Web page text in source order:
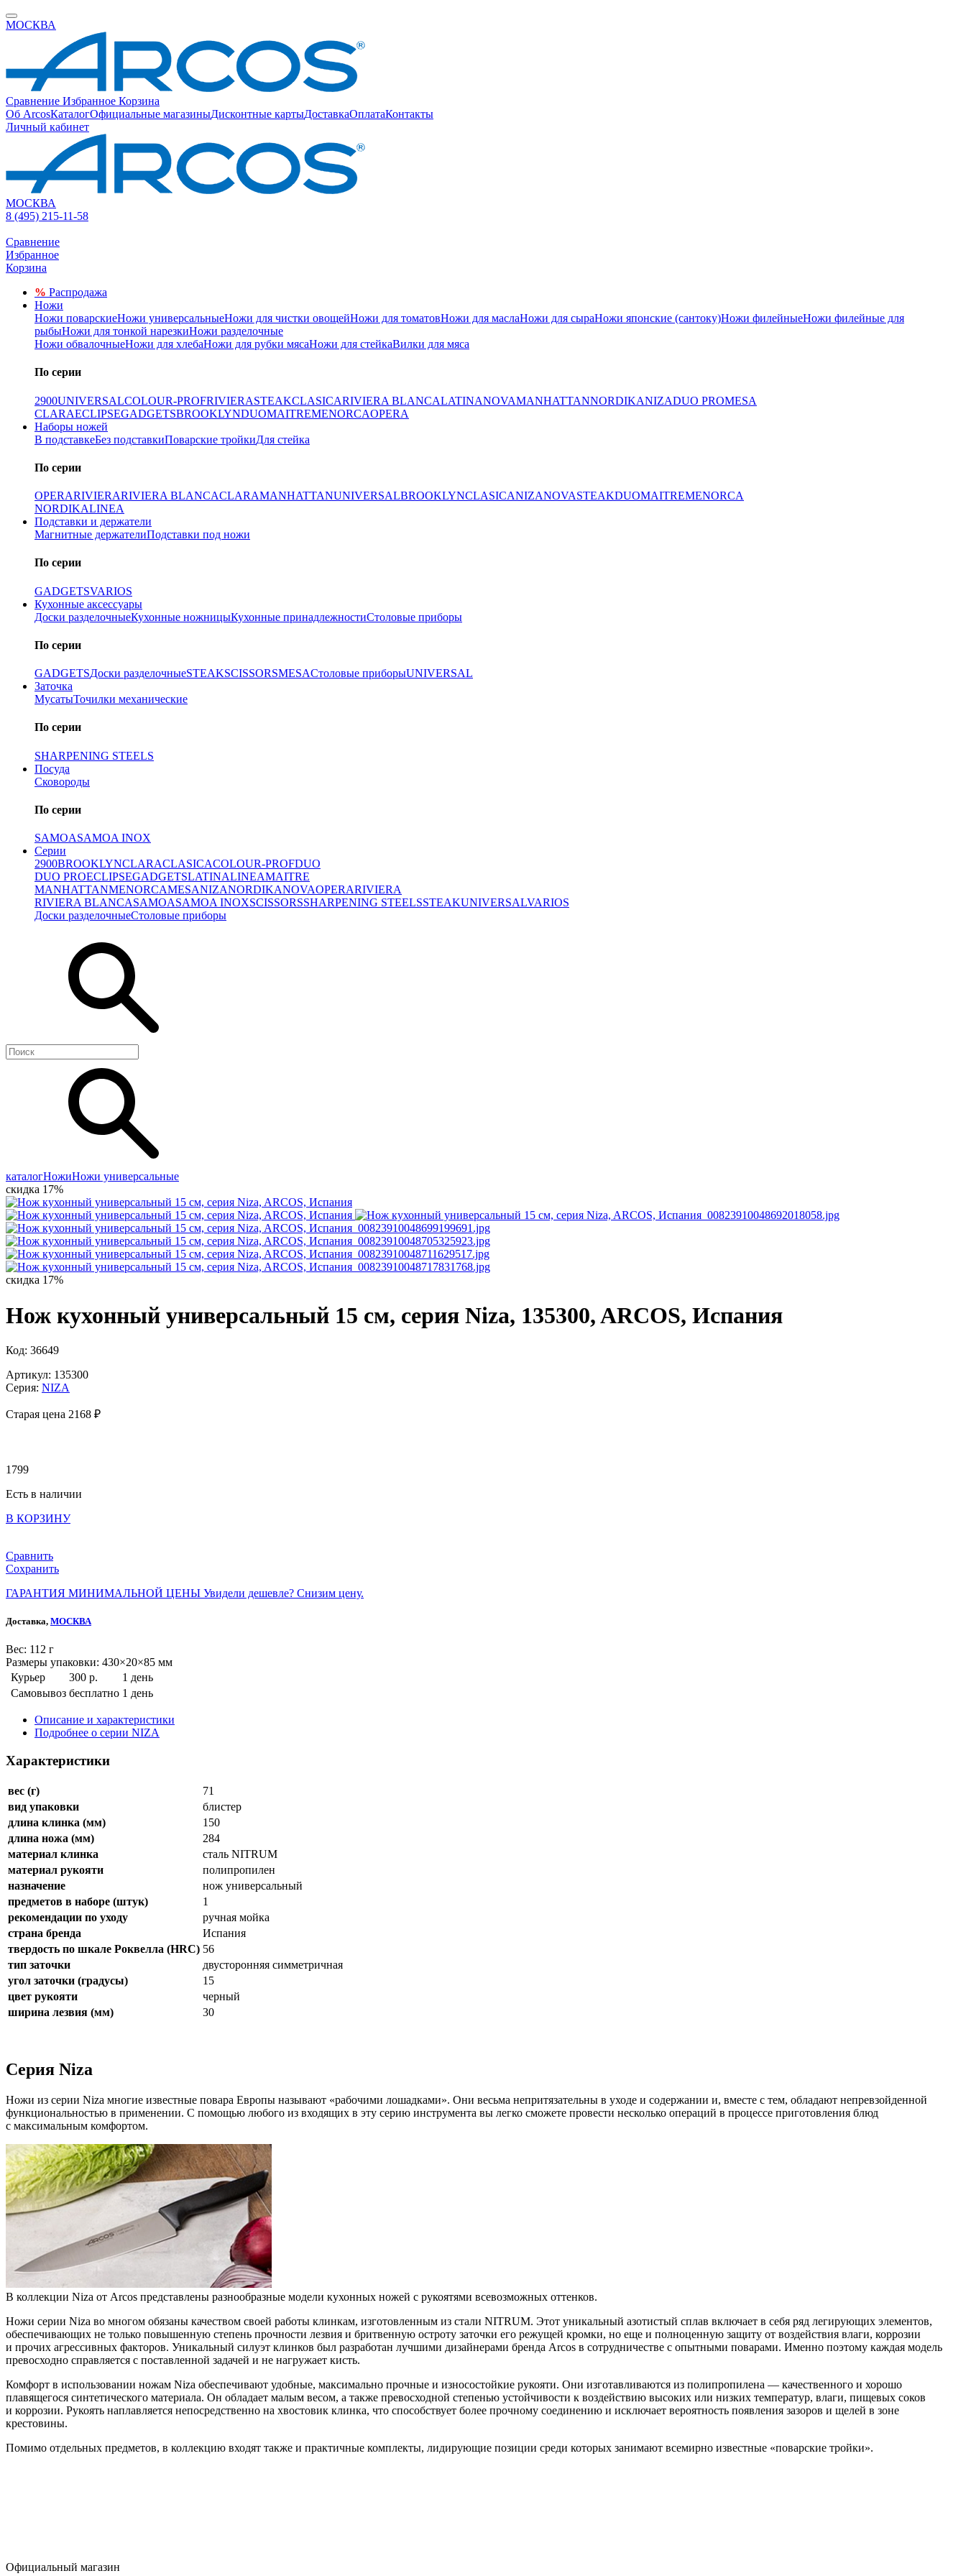
МОСКВА
Сравнение Избранное Корзина
Об ArcosКаталогОфициальные магазиныДисконтные картыДоставкаОплатаКонтакты
Личный кабинет
МОСКВА
8 (495) 215-11-58
Сравнение
Избранное
Корзина
% Распродажа
Ножи
Ножи поварскиеНожи универсальныеНожи для чистки овощейНожи для томатовНожи для маслаНожи для сыраНожи японские (сантоку)Ножи филейныеНожи филейные для
рыбыНожи для тонкой нарезкиНожи разделочные
Ножи обвалочныеНожи для хлебаНожи для рубки мясаНожи для стейкаВилки для мяса
По серии
2900UNIVERSALCOLOUR-PROFRIVIERASTEAKCLASICARIVIERA BLANCALATINANOVAMANHATTANNORDIKANIZADUO PROMESA
CLARAECLIPSEGADGETSBROOKLYNDUOMAITREMENORCAOPERA
Наборы ножей
В подставкеБез подставкиПоварские тройкиДля стейка
По серии
OPERARIVIERARIVIERA BLANCACLARAMANHATTANUNIVERSALBROOKLYNCLASICANIZANOVASTEAKDUOMAITREMENORCA
NORDIKALINEA
Подставки и держатели
Магнитные держателиПодставки под ножи
По серии
GADGETSVARIOS
Кухонные аксессуары
Доски разделочныеКухонные ножницыКухонные принадлежностиСтоловые приборы
По серии
GADGETSДоски разделочныеSTEAKSCISSORSMESAСтоловые приборыUNIVERSAL
Заточка
МусатыТочилки механические
По серии
SHARPENING STEELS
Посуда
Сковороды
По серии
SAMOASAMOA INOX
Серии
2900BROOKLYNCLARACLASICACOLOUR-PROFDUO
DUO PROECLIPSEGADGETSLATINALINEAMAITRE
MANHATTANMENORCAMESANIZANORDIKANOVAOPERARIVIERA
RIVIERA BLANCASAMOASAMOA INOXSCISSORSSHARPENING STEELSSTEAKUNIVERSALVARIOS
Доски разделочныеСтоловые приборы
каталогНожиНожи универсальные
скидка 17%
скидка 17%
Нож кухонный универсальный 15 см, серия Niza, 135300, ARCOS, Испания
Код: 36649
Артикул: 135300
Серия: NIZA
Старая цена 2168 ₽
1799
Есть в наличии
В КОРЗИНУ
Сравнить
Сохранить
ГАРАНТИЯ МИНИМАЛЬНОЙ ЦЕНЫ Увидели дешевле? Снизим цену.
Доставка, МОСКВА
Веc: 112 г
Размеры упаковки: 430×20×85 мм
Курьер
300 р.
1 день
Самовывоз бесплатно 1 день
Описание и характеристики
Подробнее о серии NIZA
Характеристики
вес (г)
71
вид упаковки
блистер
длина клинка (мм)
150
длина ножа (мм)
284
материал клинка
сталь NITRUM
материал рукояти
полипропилен
назначение
нож универсальный
предметов в наборе (штук)
1
рекомендации по уходу
ручная мойка
страна бренда
Испания
твердость по шкале Роквелла (HRC) 56
тип заточки
двусторонняя симметричная
угол заточки (градусы)
15
цвет рукояти
черный
ширина лезвия (мм)
30
Серия Niza
Ножи из серии Niza многие известные повара Европы называют «рабочими лошадками». Они весьма непритязательны в уходе и содержании и, вместе с тем, обладают непревзойденной
функциональностью в применении. С помощью любого из входящих в эту серию инструмента вы легко сможете провести несколько операций в процессе приготовления блюд
с максимальным комфортом.
В коллекции Niza от Arcos представлены разнообразные модели кухонных ножей с рукоятями всевозможных оттенков.
Ножи серии Niza во многом обязаны качеством своей работы клинкам, изготовленным из стали NITRUM. Этот уникальный азотистый сплав включает в себя ряд легирующих элементов,
обеспечивающих не только повышенную степень прочности лезвия и бритвенную остроту заточки его режущей кромки, но еще и полноценную защиту от воздействия влаги, коррозии
и прочих агрессивных факторов. Уникальный силуэт клинков был разработан лучшими дизайнерами бренда Arcos в сотрудничестве с опытными поварами. Именно поэтому каждая модель
превосходно справляется с поставленной задачей и не нагружает кисть.
Комфорт в использовании ножам Niza обеспечивают удобные, максимально прочные и износостойкие рукояти. Они изготавливаются из полипропилена — качественного и хорошо
плавящегося синтетического материала. Он обладает малым весом, а также превосходной степенью устойчивости к воздействию высоких или низких температур, влаги, пищевых соков
и коррозии. Рукоять наплавляется непосредственно на хвостовик клинка, что способствует более прочному соединению и исключает вероятность появления зазоров и щелей в зоне
крестовины.
Помимо отдельных предметов, в коллекцию входят также и практичные комплекты, лидирующие позиции среди которых занимают всемирно известные «поварские тройки».
Официальный магазин